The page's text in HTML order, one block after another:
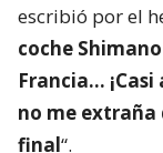
escribió por el
coche
Francia… ¡Casi
no me extraña
final“.